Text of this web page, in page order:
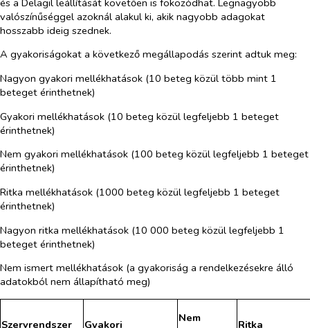
valószínűséggel azoknál alakul ki, akik nagyobb adagokat
hosszabb ideig szednek.
A gyakoriságokat a következő megállapodás szerint adtuk meg:
Nagyon gyakori mellékhatások (10 beteg közül több mint 1
beteget érinthetnek)
Gyakori mellékhatások (10 beteg közül legfeljebb 1 beteget
érinthetnek)
Nem gyakori mellékhatások (100 beteg közül legfeljebb 1 beteget
érinthetnek)
Ritka mellékhatások (1000 beteg közül legfeljebb 1 beteget
érinthetnek)
Nagyon ritka mellékhatások (10 000 beteg közül legfeljebb 1
beteget érinthetnek)
Nem ismert mellékhatások (a gyakoriság a rendelkezésekre álló
adatokból nem állapítható meg)
Szervrendszer Gyakori
Nem
Ritka